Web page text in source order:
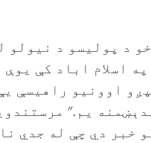
د پولیسو د نیولو
اسلام اباد کې
اوونیو راهیسې
یم."
خبر دي چې له جدي